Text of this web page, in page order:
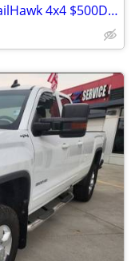
TRAILHAWK! 2019 Jeep Cherokee TrailHawk 4x4 $500Down $331mo OAC